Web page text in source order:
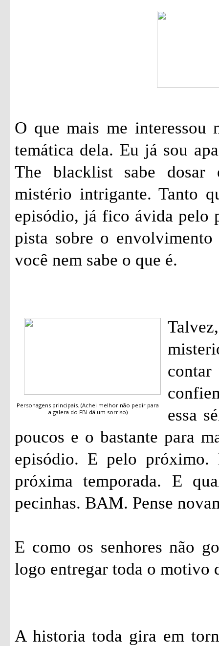
O que mais me interessou
temática dela. Eu já sou
The blacklist sabe dosar
mistério intrigante. Tanto
episódio, já fico ávida pelo
pista sobre o envolvimento
você nem sabe o que é.
Personagens principais. (Achei melhor não pedir para
a galera do FBI dá um sorriso)
contar
essa
poucos e o bastante para
episódio. E pelo
próxima temporada. E
pecinhas. BAM. Pense
E como os senhores não
logo entregar toda o motivo
A historia toda gira em